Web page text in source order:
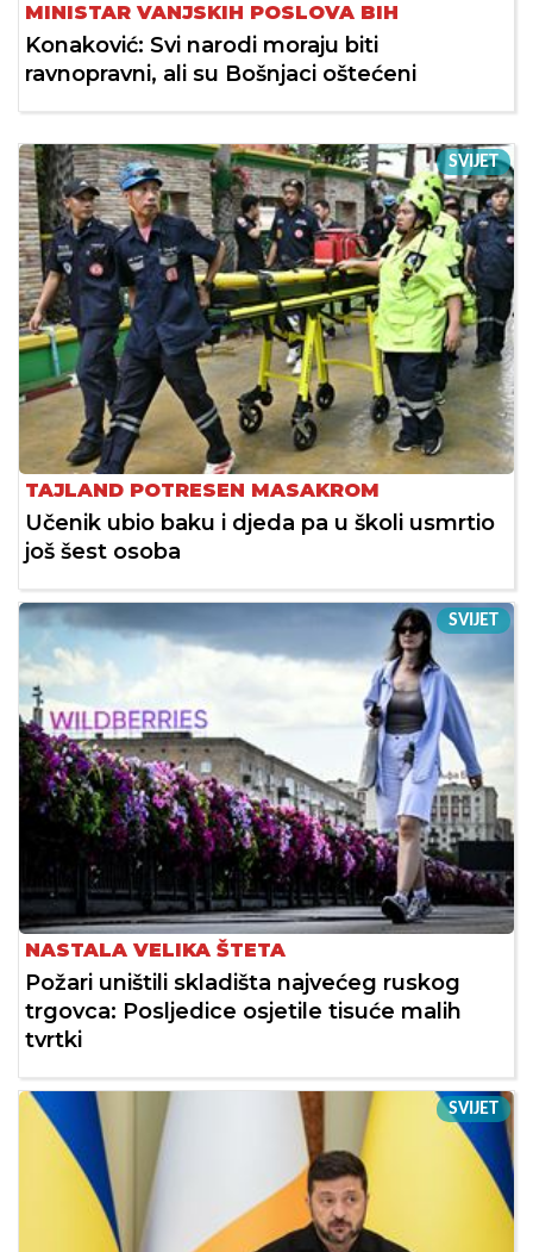
MINISTAR VANJSKIH POSLOVA BIH
Konaković: Svi narodi moraju biti
ravnopravni, ali su Bošnjaci oštećeni
SVIJET
TAJLAND POTRESEN MASAKROM
Učenik ubio baku i djeda pa u školi usmrtio
još šest osoba
SVIJET
NASTALA VELIKA ŠTETA
Požari uništili skladišta najvećeg ruskog
trgovca: Posljedice osjetile tisuće malih
tvrtki
SVIJET